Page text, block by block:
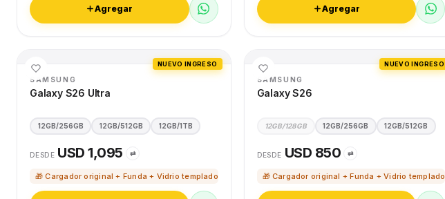
Agregar Agregar
NUEVO INGRESO
SAMSUNG
Galaxy S26 Ultra
12GB/256GB 12GB/512GB 12GB/1TB
DESDE USD 1,095 ⇄
🎁 Cargador original + Funda + Vidrio templado
NUEVO INGRESO
SAMSUNG
Galaxy S26
12GB/128GB 12GB/256GB 12GB/512GB
DESDE USD 850 ⇄
🎁 Cargador original + Funda + Vidrio templado